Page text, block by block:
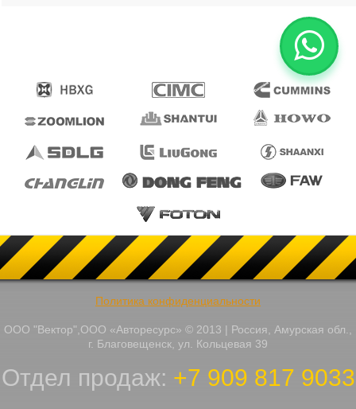
Политика конфиденциальности
ООО "Вектор",ООО «Авторесурс» © 2013 | Россия, Амурская обл.,
г. Благовещенск, ул. Кольцевая 39
Отдел продаж: +7 909 817 9033